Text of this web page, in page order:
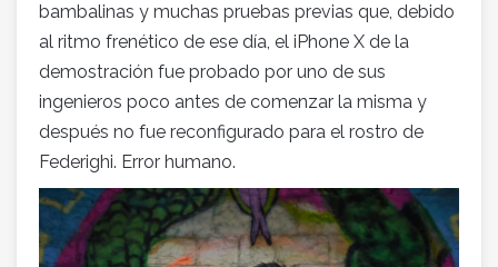
bambalinas y muchas pruebas previas que, debido
al ritmo frenético de ese día, el iPhone X de la
demostración fue probado por uno de sus
ingenieros poco antes de comenzar la misma y
después no fue reconfigurado para el rostro de
Federighi. Error humano.